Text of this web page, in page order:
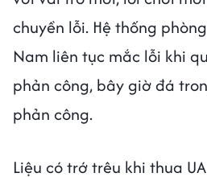
chuyền lỗi. Hệ thống
Nam liên tục mắc lỗi khi
phản công, bây giờ đá
phản công.
Liệu có trớ trêu khi thua